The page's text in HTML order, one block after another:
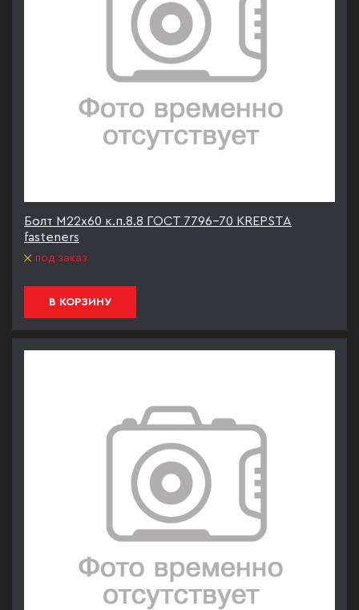
Болт М22х60 к.п.8.8 ГОСТ 7796-70 KREPSTA
fasteners
под заказ
В КОРЗИНУ